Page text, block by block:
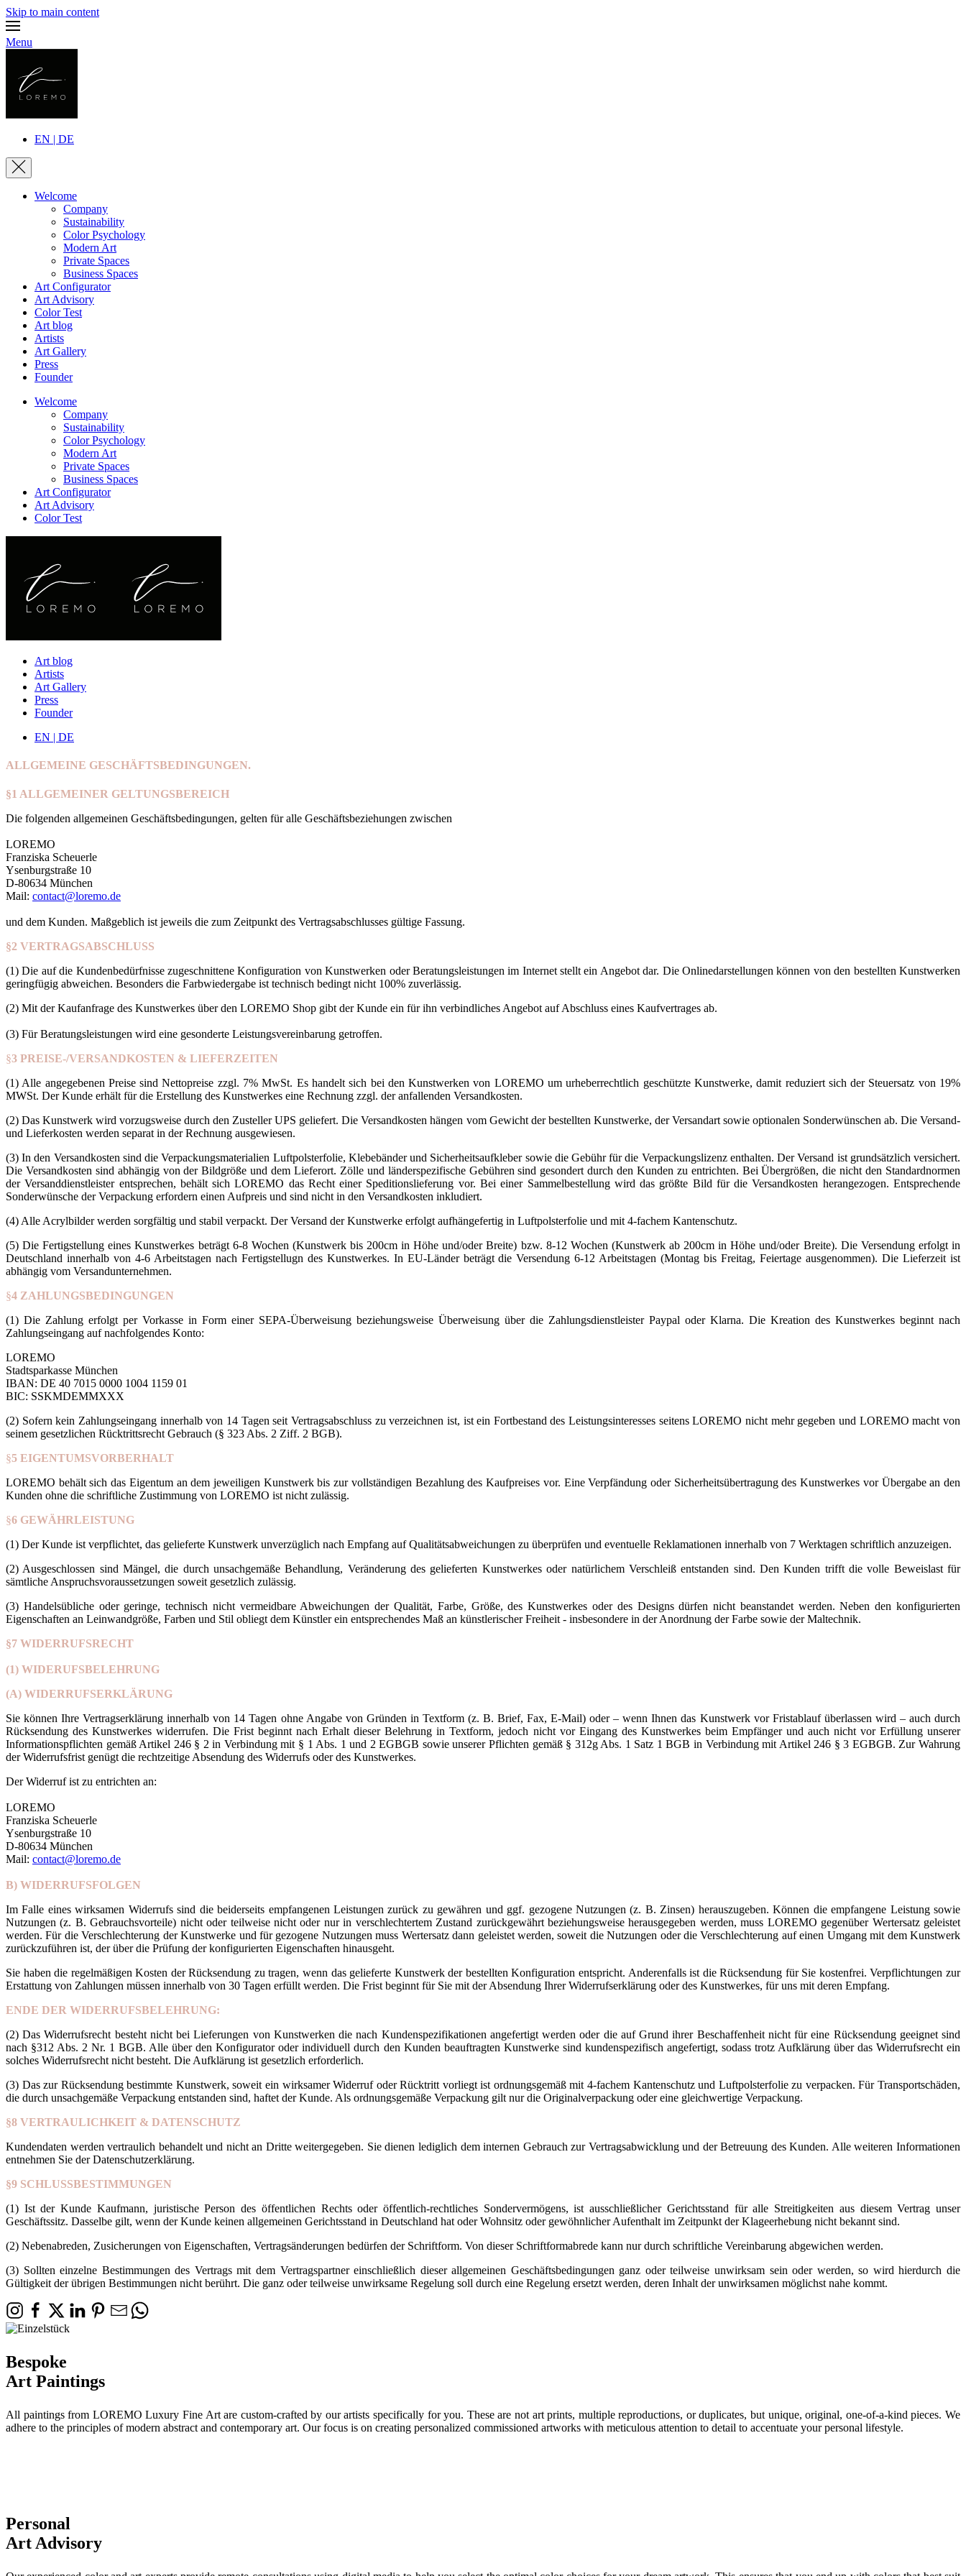
Skip to main content
Menu
EN | DE
Welcome
Company
Sustainability
Color Psychology
Modern Art
Private Spaces
Business Spaces
Art Configurator
Art Advisory
Color Test
Art blog
Artists
Art Gallery
Press
Founder
Welcome
Company
Sustainability
Color Psychology
Modern Art
Private Spaces
Business Spaces
Art Configurator
Art Advisory
Color Test
Art blog
Artists
Art Gallery
Press
Founder
EN | DE
ALLGEMEINE GESCHÄFTSBEDINGUNGEN.
§1 ALLGEMEINER GELTUNGSBEREICH
Die folgenden allgemeinen Geschäftsbedingungen, gelten für alle Geschäftsbeziehungen zwischen
LOREMO
Franziska Scheuerle
Ysenburgstraße 10
D-80634 München
Mail: contact@loremo.de
und dem Kunden. Maßgeblich ist jeweils die zum Zeitpunkt des Vertragsabschlusses gültige Fassung.
§2 VERTRAGSABSCHLUSS
(1) Die auf die Kundenbedürfnisse zugeschnittene Konfiguration von Kunstwerken oder Beratungsleistungen im Internet stellt ein Angebot dar. Die Onlinedarstellungen können von den bestellten Kunstwerken
geringfügig abweichen. Besonders die Farbwiedergabe ist technisch bedingt nicht 100% zuverlässig.
(2) Mit der Kaufanfrage des Kunstwerkes über den LOREMO Shop gibt der Kunde ein für ihn verbindliches Angebot auf Abschluss eines Kaufvertrages ab.
(3) Für Beratungsleistungen wird eine gesonderte Leistungsvereinbarung getroffen.
§3 PREISE-/VERSANDKOSTEN & LIEFERZEITEN
(1) Alle angegebenen Preise sind Nettopreise zzgl. 7% MwSt. Es handelt sich bei den Kunstwerken von LOREMO um urheberrechtlich geschützte Kunstwerke, damit reduziert sich der Steuersatz von 19%
MWSt. Der Kunde erhält für die Erstellung des Kunstwerkes eine Rechnung zzgl. der anfallenden Versandkosten.
(2) Das Kunstwerk wird vorzugsweise durch den Zusteller UPS geliefert. Die Versandkosten hängen vom Gewicht der bestellten Kunstwerke, der Versandart sowie optionalen Sonderwünschen ab. Die Versand-
und Lieferkosten werden separat in der Rechnung ausgewiesen.
(3) In den Versandkosten sind die Verpackungsmaterialien Luftpolsterfolie, Klebebänder und Sicherheitsaufkleber sowie die Gebühr für die Verpackungslizenz enthalten. Der Versand ist grundsätzlich versichert.
Die Versandkosten sind abhängig von der Bildgröße und dem Lieferort. Zölle und länderspezifische Gebühren sind gesondert durch den Kunden zu entrichten. Bei Übergrößen, die nicht den Standardnormen
der Versanddienstleister entsprechen, behält sich LOREMO das Recht einer Speditionslieferung vor. Bei einer Sammelbestellung wird das größte Bild für die Versandkosten herangezogen. Entsprechende
Sonderwünsche der Verpackung erfordern einen Aufpreis und sind nicht in den Versandkosten inkludiert.
(4) Alle Acrylbilder werden sorgfältig und stabil verpackt. Der Versand der Kunstwerke erfolgt aufhängefertig in Luftpolsterfolie und mit 4-fachem Kantenschutz.
(5) Die Fertigstellung eines Kunstwerkes beträgt 6-8 Wochen (Kunstwerk bis 200cm in Höhe und/oder Breite) bzw. 8-12 Wochen (Kunstwerk ab 200cm in Höhe und/oder Breite). Die Versendung erfolgt in
Deutschland innerhalb von 4-6 Arbeitstagen nach Fertigstellugn des Kunstwerkes. In EU-Länder beträgt die Versendung 6-12 Arbeitstagen (Montag bis Freitag, Feiertage ausgenommen). Die Lieferzeit ist
abhängig vom Versandunternehmen.
§4 ZAHLUNGSBEDINGUNGEN
(1) Die Zahlung erfolgt per Vorkasse in Form einer SEPA-Überweisung beziehungsweise Überweisung über die Zahlungsdienstleister Paypal oder Klarna. Die Kreation des Kunstwerkes beginnt nach
Zahlungseingang auf nachfolgendes Konto:
LOREMO
Stadtsparkasse München
IBAN: DE 40 7015 0000 1004 1159 01
BIC: SSKMDEMMXXX
(2) Sofern kein Zahlungseingang innerhalb von 14 Tagen seit Vertragsabschluss zu verzeichnen ist, ist ein Fortbestand des Leistungsinteresses seitens LOREMO nicht mehr gegeben und LOREMO macht von
seinem gesetzlichen Rücktrittsrecht Gebrauch (§ 323 Abs. 2 Ziff. 2 BGB).
§5 EIGENTUMSVORBERHALT
LOREMO behält sich das Eigentum an dem jeweiligen Kunstwerk bis zur vollständigen Bezahlung des Kaufpreises vor. Eine Verpfändung oder Sicherheitsübertragung des Kunstwerkes vor Übergabe an den
Kunden ohne die schriftliche Zustimmung von LOREMO ist nicht zulässig.
§6 GEWÄHRLEISTUNG
(1) Der Kunde ist verpflichtet, das gelieferte Kunstwerk unverzüglich nach Empfang auf Qualitätsabweichungen zu überprüfen und eventuelle Reklamationen innerhalb von 7 Werktagen schriftlich anzuzeigen.
(2) Ausgeschlossen sind Mängel, die durch unsachgemäße Behandlung, Veränderung des gelieferten Kunstwerkes oder natürlichem Verschleiß entstanden sind. Den Kunden trifft die volle Beweislast für
sämtliche Anspruchsvoraussetzungen soweit gesetzlich zulässig.
(3) Handelsübliche oder geringe, technisch nicht vermeidbare Abweichungen der Qualität, Farbe, Größe, des Kunstwerkes oder des Designs dürfen nicht beanstandet werden. Neben den konfigurierten
Eigenschaften an Leinwandgröße, Farben und Stil obliegt dem Künstler ein entsprechendes Maß an künstlerischer Freiheit - insbesondere in der Anordnung der Farbe sowie der Maltechnik.
§7 WIDERRUFSRECHT
(1) WIDERUFSBELEHRUNG
(A) WIDERRUFSERKLÄRUNG
Sie können Ihre Vertragserklärung innerhalb von 14 Tagen ohne Angabe von Gründen in Textform (z. B. Brief, Fax, E-Mail) oder – wenn Ihnen das Kunstwerk vor Fristablauf überlassen wird – auch durch
Rücksendung des Kunstwerkes widerrufen. Die Frist beginnt nach Erhalt dieser Belehrung in Textform, jedoch nicht vor Eingang des Kunstwerkes beim Empfänger und auch nicht vor Erfüllung unserer
Informationspflichten gemäß Artikel 246 § 2 in Verbindung mit § 1 Abs. 1 und 2 EGBGB sowie unserer Pflichten gemäß § 312g Abs. 1 Satz 1 BGB in Verbindung mit Artikel 246 § 3 EGBGB. Zur Wahrung
der Widerrufsfrist genügt die rechtzeitige Absendung des Widerrufs oder des Kunstwerkes.
Der Widerruf ist zu entrichten an:
LOREMO
Franziska Scheuerle
Ysenburgstraße 10
D-80634 München
Mail: contact@loremo.de
B) WIDERRUFSFOLGEN
Im Falle eines wirksamen Widerrufs sind die beiderseits empfangenen Leistungen zurück zu gewähren und ggf. gezogene Nutzungen (z. B. Zinsen) herauszugeben. Können die empfangene Leistung sowie
Nutzungen (z. B. Gebrauchsvorteile) nicht oder teilweise nicht oder nur in verschlechtertem Zustand zurückgewährt beziehungsweise herausgegeben werden, muss LOREMO gegenüber Wertersatz geleistet
werden. Für die Verschlechterung der Kunstwerke und für gezogene Nutzungen muss Wertersatz dann geleistet werden, soweit die Nutzungen oder die Verschlechterung auf einen Umgang mit dem Kunstwerk
zurückzuführen ist, der über die Prüfung der konfigurierten Eigenschaften hinausgeht.
Sie haben die regelmäßigen Kosten der Rücksendung zu tragen, wenn das gelieferte Kunstwerk der bestellten Konfiguration entspricht. Anderenfalls ist die Rücksendung für Sie kostenfrei. Verpflichtungen zur
Erstattung von Zahlungen müssen innerhalb von 30 Tagen erfüllt werden. Die Frist beginnt für Sie mit der Absendung Ihrer Widerrufserklärung oder des Kunstwerkes, für uns mit deren Empfang.
ENDE DER WIDERRUFSBELEHRUNG:
(2) Das Widerrufsrecht besteht nicht bei Lieferungen von Kunstwerken die nach Kundenspezifikationen angefertigt werden oder die auf Grund ihrer Beschaffenheit nicht für eine Rücksendung geeignet sind
nach §312 Abs. 2 Nr. 1 BGB. Alle über den Konfigurator oder individuell durch den Kunden beauftragten Kunstwerke sind kundenspezifisch angefertigt, sodass trotz Aufklärung über das Widerrufsrecht ein
solches Widerrufsrecht nicht besteht. Die Aufklärung ist gesetzlich erforderlich.
(3) Das zur Rücksendung bestimmte Kunstwerk, soweit ein wirksamer Widerruf oder Rücktritt vorliegt ist ordnungsgemäß mit 4-fachem Kantenschutz und Luftpolsterfolie zu verpacken. Für Transportschäden,
die durch unsachgemäße Verpackung entstanden sind, haftet der Kunde. Als ordnungsgemäße Verpackung gilt nur die Originalverpackung oder eine gleichwertige Verpackung.
§8 VERTRAULICHKEIT & DATENSCHUTZ
Kundendaten werden vertraulich behandelt und nicht an Dritte weitergegeben. Sie dienen lediglich dem internen Gebrauch zur Vertragsabwicklung und der Betreuung des Kunden. Alle weiteren Informationen
entnehmen Sie der Datenschutzerklärung.
§9 SCHLUSSBESTIMMUNGEN
(1) Ist der Kunde Kaufmann, juristische Person des öffentlichen Rechts oder öffentlich-rechtliches Sondervermögens, ist ausschließlicher Gerichtsstand für alle Streitigkeiten aus diesem Vertrag unser
Geschäftssitz. Dasselbe gilt, wenn der Kunde keinen allgemeinen Gerichtsstand in Deutschland hat oder Wohnsitz oder gewöhnlicher Aufenthalt im Zeitpunkt der Klageerhebung nicht bekannt sind.
(2) Nebenabreden, Zusicherungen von Eigenschaften, Vertragsänderungen bedürfen der Schriftform. Von dieser Schriftformabrede kann nur durch schriftliche Vereinbarung abgewichen werden.
(3) Sollten einzelne Bestimmungen des Vertrags mit dem Vertragspartner einschließlich dieser allgemeinen Geschäftsbedingungen ganz oder teilweise unwirksam sein oder werden, so wird hierdurch die
Gültigkeit der übrigen Bestimmungen nicht berührt. Die ganz oder teilweise unwirksame Regelung soll durch eine Regelung ersetzt werden, deren Inhalt der unwirksamen möglichst nahe kommt.
Bespoke
Art Paintings
All paintings from LOREMO Luxury Fine Art are custom-crafted by our artists specifically for you. These are not art prints, multiple reproductions, or duplicates, but unique, original, one-of-a-kind pieces. We
adhere to the principles of modern abstract and contemporary art. Our focus is on creating personalized commissioned artworks with meticulous attention to detail to accentuate your personal lifestyle.
Personal
Art Advisory